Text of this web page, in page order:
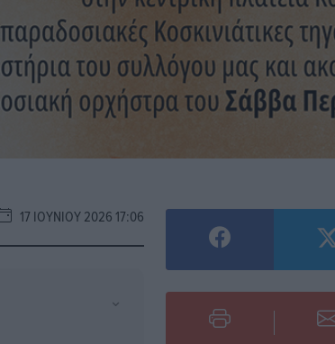
17 ΙΟΥΝΊΟΥ 2026 17:06
⌄